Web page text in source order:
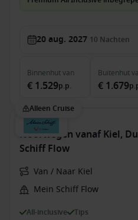
20 aug. 2027 10 Nachten
Binnenhutvan
€ 1.529p.p.
Buitenhut
€ 1.679
Alleen Cruise
Noorwegen vanaf Kiel,
Schiff Flow
Van / Naar Kiel
Mein Schiff Flow
All-inclusive Tips